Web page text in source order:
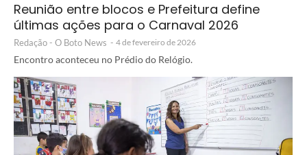
Reunião entre blocos e Prefeitura define
últimas ações para o Carnaval 2026
Redação - O Boto News - 4 de fevereiro de 2026
Encontro aconteceu no Prédio do Relógio.